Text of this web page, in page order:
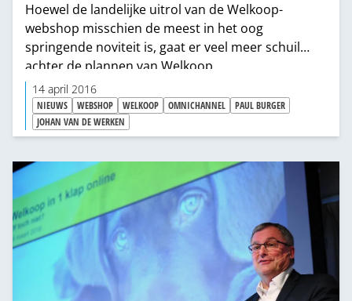
Hoewel de landelijke uitrol van de Welkoop-
webshop misschien de meest in het oog
springende noviteit is, gaat er veel meer schuil
achter de plannen van Welkoop.
14 april 2016
NIEUWS WEBSHOP WELKOOP OMNICHANNEL
PAUL BURGER
JOHAN VAN DE WERKEN